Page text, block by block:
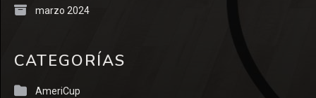
marzo 2024
CATEGORÍAS
AmeriCup